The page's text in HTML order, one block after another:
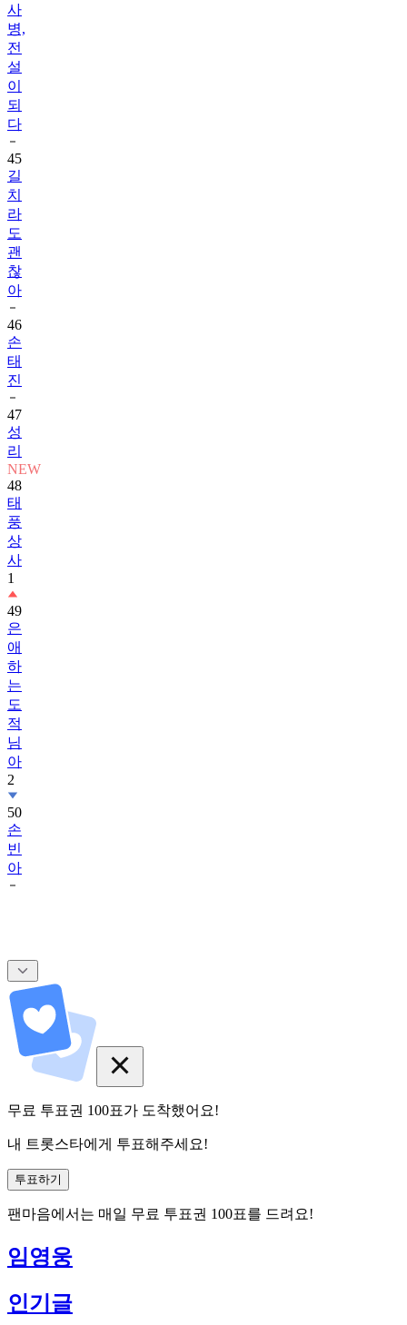
사
병,
전
설
이
되
다
45
길
치
라
도
괜
찮
아
46
손
태
진
47
성
리
NEW
48
태
풍
상
사
1
49
은
애
하
는
도
적
님
아
2
50
손
빈
아
무료 투표권 100표가 도착했어요!
내 트롯스타에게 투표해주세요!
투표하기
팬마음에서는 매일 무료 투표권 100표를 드려요!
임영웅
인기글